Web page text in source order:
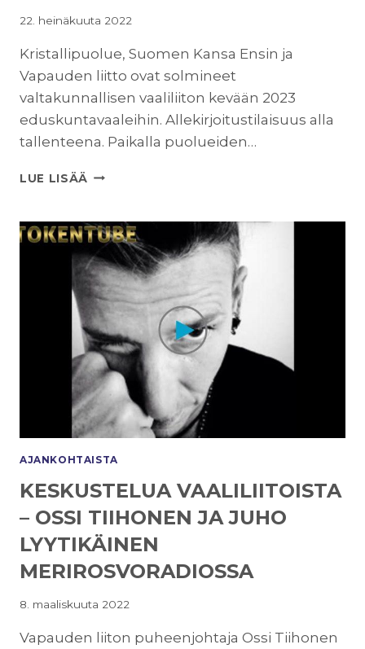
22. heinäkuuta 2022
Kristallipuolue, Suomen Kansa Ensin ja
Vapauden liitto ovat solmineet
valtakunnallisen vaaliliiton kevään 2023
eduskuntavaaleihin. Allekirjoitustilaisuus alla
tallenteena. Paikalla puolueiden…
LUE LISÄÄ VALTAKUNNALLINEN
AJANKOHTAISTA
KESKUSTELUA VAALILIITOISTA
– OSSI TIIHONEN JA JUHO
LYYTIKÄINEN
MERIROSVORADIOSSA
8. maaliskuuta 2022
Vapauden liiton puheenjohtaja Ossi Tiihonen